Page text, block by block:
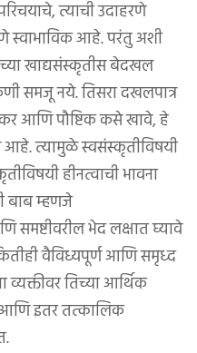
त्याची उदाहरणे
स्वाभाविक आहे. परंतु अशी
खाद्यसंस्कृतीस बेदखल
समजू नये. तिसरा दखलपात्र
आणि पौष्टिक कसे खावे, हे
आहे. त्यामुळे स्वसंस्कृतीविषयी
हीनत्वाची भावना
बाब म्हणजे
समष्टीवरील भेद लक्षात घ्यावे
वैविध्यपूर्ण आणि समृध्द
व्यक्तीवर तिच्या आर्थिक
आणि इतर तत्कालिक